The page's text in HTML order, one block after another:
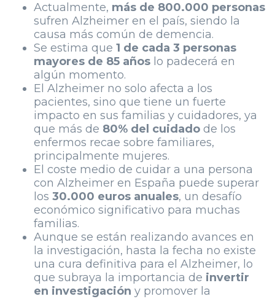
Actualmente, más de 800.000 personas
sufren Alzheimer en el país, siendo la
causa más común de demencia.
Se estima que 1 de cada 3 personas
mayores de 85 años lo padecerá en
algún momento.
El Alzheimer no solo afecta a los
pacientes, sino que tiene un fuerte
impacto en sus familias y cuidadores, ya
que más de 80% del cuidado de los
enfermos recae sobre familiares,
principalmente mujeres.
El coste medio de cuidar a una persona
con Alzheimer en España puede superar
los 30.000 euros anuales, un desafío
económico significativo para muchas
familias.
Aunque se están realizando avances en
la investigación, hasta la fecha no existe
una cura definitiva para el Alzheimer, lo
que subraya la importancia de invertir
en investigación y promover la